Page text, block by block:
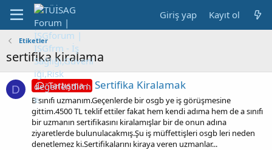
Giriş yap Kayıt ol
Etiketler
sertifika kiralama
D Tartışma : Sertifika Kiralamak
B sınıfı uzmanım.Geçenlerde bir osgb ye iş görüşmesine
gittim.4500 TL teklif ettiler fakat hem kendi adıma hem de a sınıfı
bir uzmanın sertifikasını kiralamışlar bir de onun adına
ziyaretlerde bulunulacakmış.Şu iş müffettişleri osgb leri neden
denetlemez ki.Sertifikalarını kiraya veren uzmanlar...